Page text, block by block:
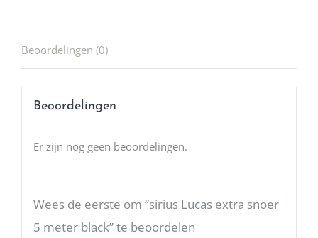
Beoordelingen (0)
Beoordelingen
Er zijn nog geen beoordelingen.
Wees de eerste om “sirius Lucas extra snoer
5 meter black” te beoordelen